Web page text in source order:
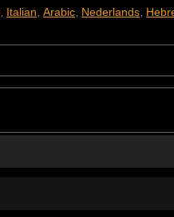
, Italian, Arabic, Nederlands,